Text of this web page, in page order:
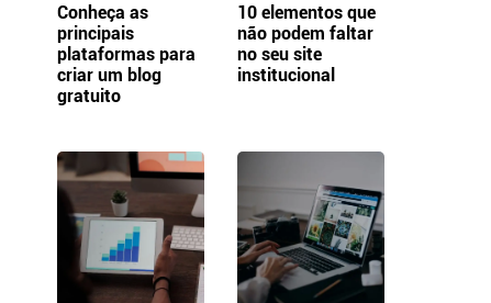
Conheça as
principais
plataformas para
criar um blog
gratuito
10 elementos que
não podem faltar
no seu site
institucional